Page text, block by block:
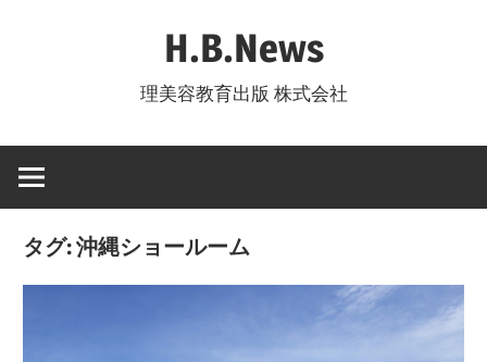
ツ
ス
H.B.News
理美容教育出版 株式会社
タグ:沖縄ショールーム